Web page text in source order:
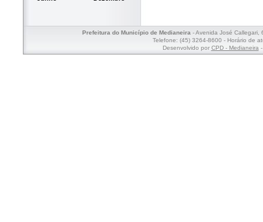
Prefeitura do Município de Medianeira- Avenida José Callegari,
Telefone: (45) 3264-8600 - Horário de
Desenvolvido por CPD - Medianeira-